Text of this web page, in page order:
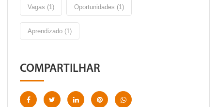
Vagas (1) Oportunidades (1)
Aprendizado (1)
COMPARTILHAR